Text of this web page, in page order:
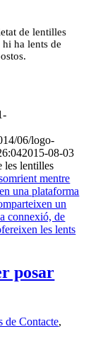
de lentilles
ha lents de
06/logo-
2015-08-03
les lentilles
posar
de Contacte,